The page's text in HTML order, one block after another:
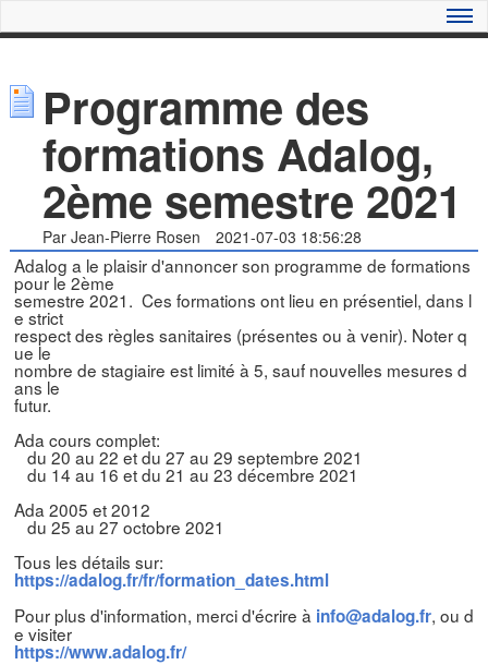
Programme des
formations Adalog,
2ème semestre 2021
Par Jean-Pierre Rosen 2021-07-03 18:56:28
Adalog a le plaisir d'annoncer son programme de formations
pour le 2ème
semestre 2021.  Ces formations ont lieu en présentiel, dans l
e strict
respect des règles sanitaires (présentes ou à venir). Noter q
ue le
nombre de stagiaire est limité à 5, sauf nouvelles mesures d
ans le
futur.
Ada cours complet:
Ada 2005 et 2012
https://adalog.fr/fr/formation_dates.html
Pour plus d'information, merci d'écrire à info@adalog.fr, ou d
e visiter
https://www.adalog.fr/